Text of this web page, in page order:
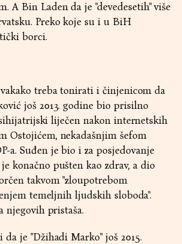
A Bin Laden da je "devedesetih" više
Preko koje su i u BiH
borci.
treba tonirati i činjenicom da
još 2013. godine bio prisilno
liječen nakon internetskih
Ostojićem, nekadašnjim šefom
a. Suđen je bio i za posjedovanje
konačno pušten kao zdrav, a dio
takvom "zloupotrebom
temeljnih ljudskih sloboda".
njegovih pristaša.
je "Džihadi Marko" još 2015.